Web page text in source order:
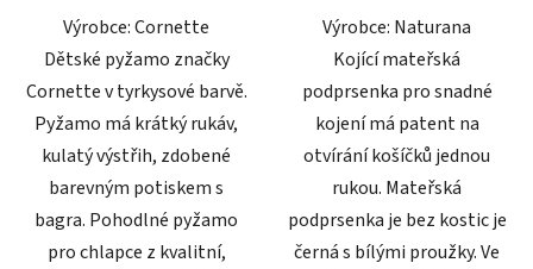
hvězdiček.
Výrobce: Cornette
Dětské pyžamo značky
Cornette v tyrkysové barvě.
Pyžamo má krátký rukáv,
kulatý výstřih, zdobené
barevným potiskem s
bagra. Pohodlné pyžamo
pro chlapce z kvalitní,
hvězdiček.
Výrobce: Naturana
Kojící mateřská
podprsenka pro snadné
kojení má patent na
otvírání košíčků jednou
rukou. Mateřská
podprsenka je bez kostic je
černá s bílými proužky. Ve